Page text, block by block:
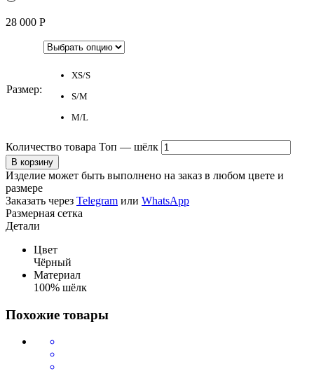
28 000 Р
Размер:
XS/S
S/M
M/L
Количество товара Топ — шёлк
В корзину
Изделие может быть выполнено на заказ в любом цвете и
размере
Заказать через Telegram или WhatsApp
Размерная сетка
Детали
Цвет
Чёрный
Материал
100% шёлк
Похожие товары